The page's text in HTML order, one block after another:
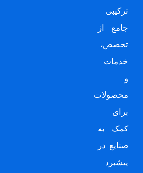
ترکیبی
جامع از
تخصص،
خدمات
و
محصولات
برای
کمک به
صنایع در
پیشبرد